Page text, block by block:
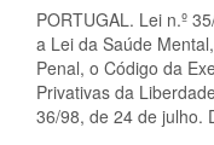
PORTUGAL. Lei n.º
a Lei da Saúde
Penal, o Código da
Privativas da
36/98, de 24 de julho.